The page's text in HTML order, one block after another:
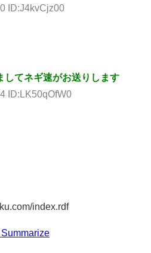
ID:J4kvCjz00
してネギ速がお送りします
ID:LK50qOfW0
index.rdf